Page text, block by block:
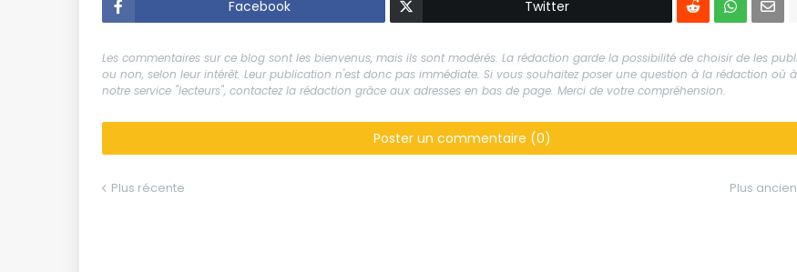
Facebook Twitter
Les commentaires sur ce blog sont les bienvenus, mais ils sont modérés. La rédaction garde la possibilité de choisir de les
ou non, selon leur intérêt. Leur publication n'est donc pas immédiate. Si vous souhaitez poser une question à la rédaction où à
notre service "lecteurs", contactez la rédaction grâce aux adresses en bas de page. Merci de votre compréhension.
Poster un commentaire (0)
Plus récente Plus